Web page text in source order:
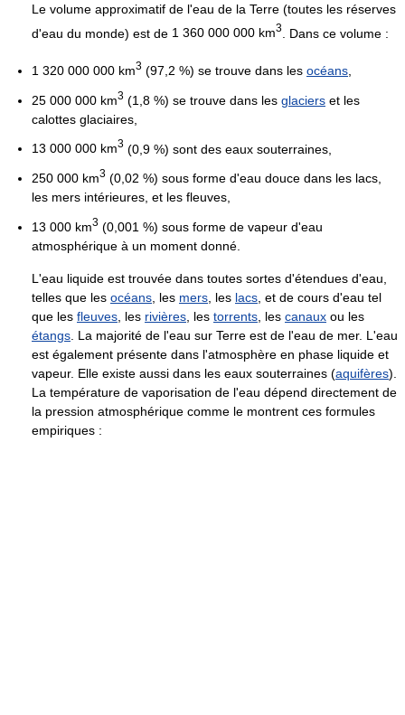
Le volume approximatif de l'eau de la Terre (toutes les réserves
d'eau du monde) est de 1 360 000 000 km3 . Dans ce volume :
1 320 000 000 km3 (97,2 %) se trouve dans les océans
25 000 000 km3 (1,8 %) se trouve dans les glaciers et les
calottes glaciaires,
13 000 000 km3 (0,9 %) sont des eaux souterraines,
250 000 km3 (0,02 %) sous forme d'eau douce dans les lacs,
les mers intérieures, et les fleuves,
13 000 km3 (0,001 %) sous forme de vapeur d'eau
atmosphérique à un moment donné.
L'eau liquide est trouvée dans toutes sortes d'étendues d'eau,
telles que les océans , les mers , les lacs , et de cours d'eau tel
que les fleuves , les rivières , les torrents , les canaux ou les
étangs . La majorité de l'eau sur Terre est de l'eau de mer. L'eau
est également présente dans l'atmosphère en phase liquide et
vapeur. Elle existe aussi dans les eaux souterraines (aquifères).
La température de vaporisation de l'eau dépend directement de
la pression atmosphérique comme le montrent ces formules
empiriques :